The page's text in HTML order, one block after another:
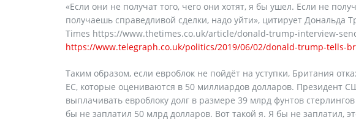
«Если они не получат того, чего они хотят, я бы ушел. Если не
получаешь справедливой сделки, надо уйти», цитирует
Times https://www.thetimes.co.uk/article/donald-trump-interview-
https://www.telegraph.co.uk/politics/2019/06/02/donald-trump-tells-
Таким образом, если евроблок не пойдёт на уступки, Британия
ЕС, которые оцениваются в 50 миллиардов долларов. Президент
выплачивать евроблоку долг в размере 39 млрд фунтов
бы не заплатил 50 млрд долларов. Вот такой я. Я бы не заплатил,